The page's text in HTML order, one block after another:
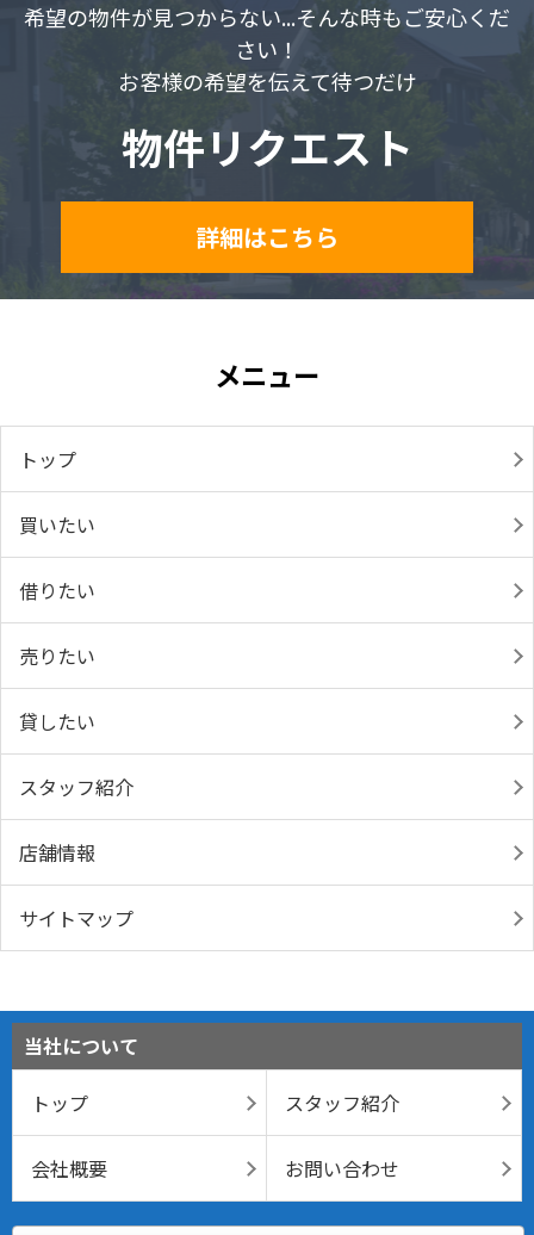
希望の物件が見つからない...そんな時もご安心くだ
さい！
お客様の希望を伝えて待つだけ
物件リクエスト
詳細はこちら
メニュー
トップ
買いたい
借りたい
売りたい
貸したい
スタッフ紹介
店舗情報
サイトマップ
当社について
トップ
スタッフ紹介
会社概要 お問い合わせ